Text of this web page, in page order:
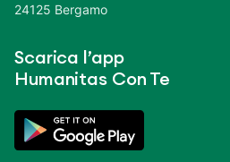
24125 Bergamo
Scarica l’app
Humanitas Con Te